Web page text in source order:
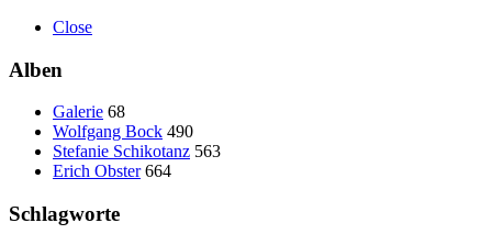
Close
Alben
Galerie 68
Wolfgang Bock 490
Stefanie Schikotanz 563
Erich Obster 664
Schlagworte